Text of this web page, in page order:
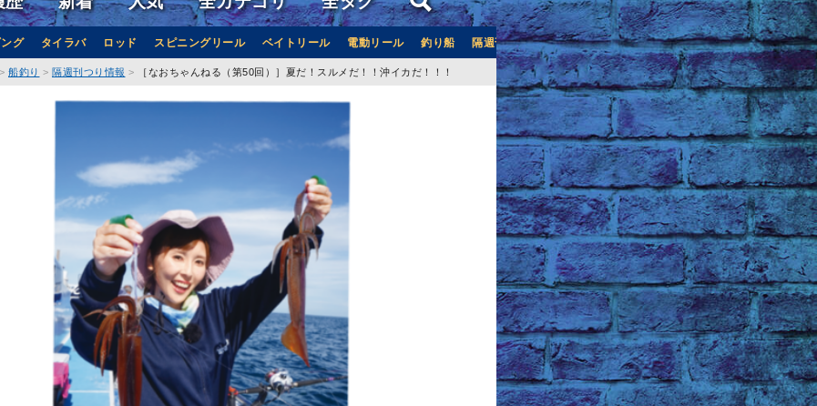
グ タイラバ ロッド スピニングリール ベイトリール 電動リール 釣り船 隔週刊つり情報 釣り船予約サイト「釣割」
船釣り 隔週刊つり情報 ［なおちゃんねる（第50回）］夏だ！スルメだ！！沖イカだ！！！